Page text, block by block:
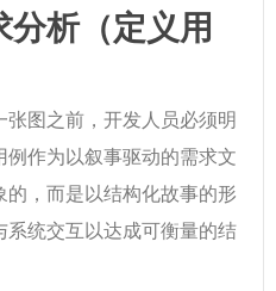
析（定义用
图之前，开发人员必须明
例作为以叙事驱动的需求文
，而是以结构化故事的形
统交互以达成可衡量的结